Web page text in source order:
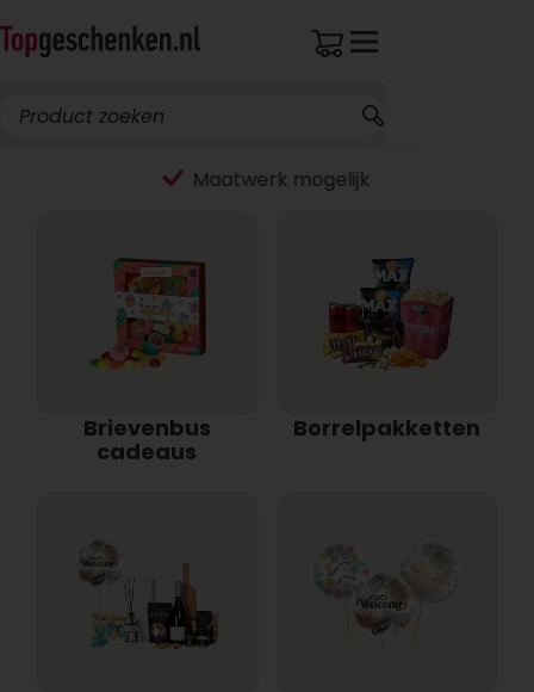
Brievenbus
cadeaus
Borrelpakketten